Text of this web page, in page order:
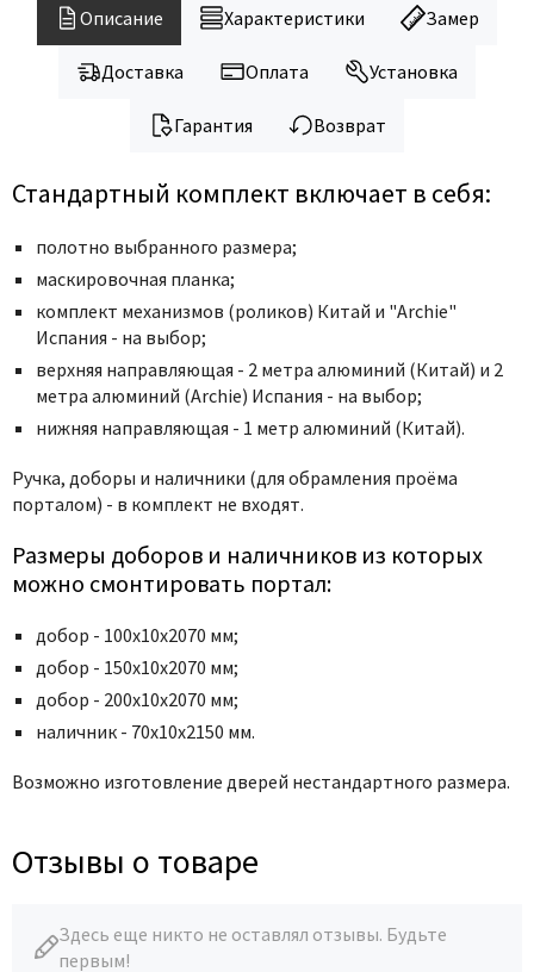
Lockstyle
Luxor
Ofram
Porta Di Parma
Porte Vista
Portika
Poseidon
Profil Doors
Profilo Porte
Protector
Regidoors
Torex
Tupai
Uberture
Viporte
Описание Характеристики Замер
Доставка Оплата Установка
Гарантия Возврат
Стандартный комплект включает в себя:
полотно выбранного размера;
маскировочная планка;
комплект механизмов (роликов) Китай и "Archie"
Испания - на выбор;
верхняя направляющая - 2 метра алюминий (Китай) и 2
метра алюминий (Archie) Испания - на выбор;
нижняя направляющая - 1 метр алюминий (Китай).
Ручка, доборы и наличники (для обрамления проёма
порталом) - в комплект не входят.
Размеры доборов и наличников из которых
можно смонтировать портал:
добор - 100х10х2070 мм;
добор - 150х10х2070 мм;
добор - 200х10х2070 мм;
наличник - 70х10х2150 мм.
Возможно изготовление дверей нестандартного размера.
Отзывы о товаре
Здесь еще никто не оставлял отзывы. Будьте
первым!